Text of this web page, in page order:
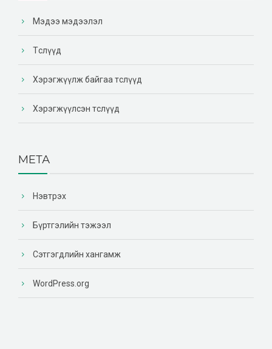
Мэдээ мэдээлэл
Төслүүд
Хэрэгжүүлж байгаа төслүүд
Хэрэгжүүлсэн төслүүд
МЕТА
Нэвтрэх
Бүртгэлийн тэжээл
Сэтгэгдлийн хангамж
WordPress.org